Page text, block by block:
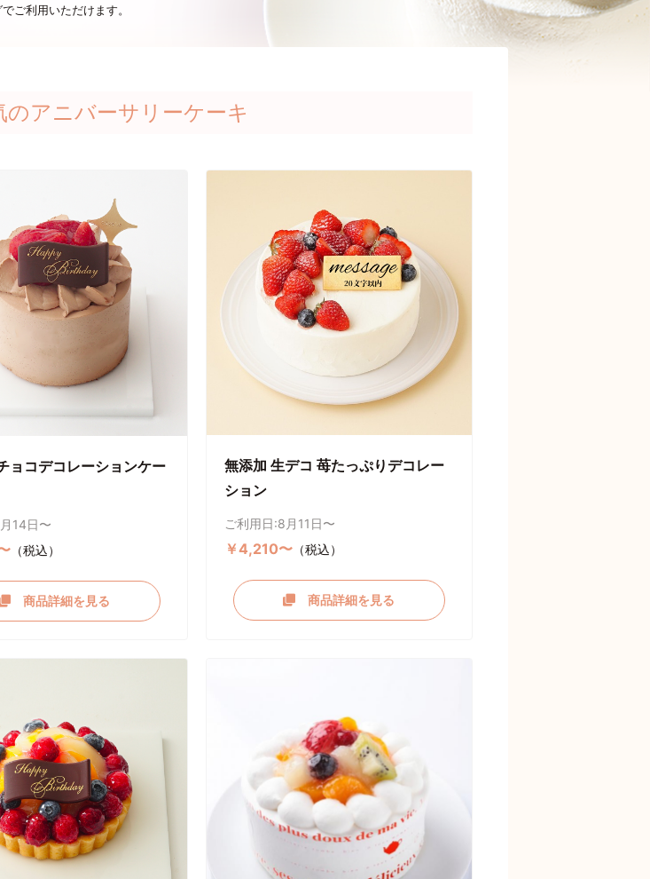
ご利用いただけます。
のアニバーサリーケーキ
ョコデコレーションケー
14日〜
（税込）
商品詳細を見る
無添加 生デコ 苺たっぷりデコレー
ション
ご利用日:8月11日〜
￥4,210〜（税込）
商品詳細を見る